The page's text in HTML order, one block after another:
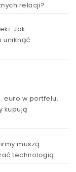
relacji?
Jak
uniknąć
euro w portfelu.
kupują
muszą
technologią